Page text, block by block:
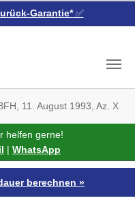
Garantie*✅
11. August 1993, Az. X R
helfen gerne!
| WhatsApp
berechnen »